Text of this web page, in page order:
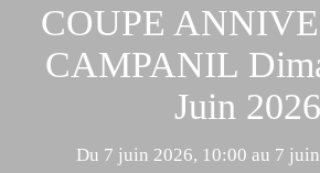
COUPE
CAMPANIL
Juin 2026
Du 7 juin 2026, 10:00 au 7